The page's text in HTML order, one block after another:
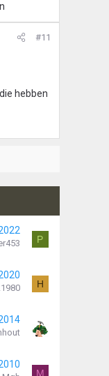
#11
hebben
P
H
M